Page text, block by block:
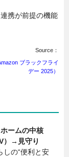
携が前提の機能
Source：
ブラックフライ
デー 2025）
ームの中核
）→見守り
しの“便利と安